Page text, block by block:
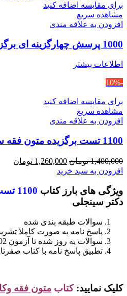
برای مقایسه اضافه کنید
مشاهده سریع
افزودن به علاقه مندی
1000 پرسش چهارگزینه ای برگزیده متون فقه سینجلی
اطلاعات بیشتر
-10%
برای مقایسه اضافه کنید
مشاهده سریع
افزودن به علاقه مندی
1100 تست برگزیده متون فقه سینجلی
1,400,000 تومان قیمت
اصلی
بود.
1,260,000 تومان
افزودن به سبد خرید
ویژگی های بارز کتاب 1100 تست
دکتر سینجلی
سوالات طبقه بندی شده
پاسخ نامه به صورت کاملا
سوالات به روز شده تا آزمون 1402
تطبیق پاسخ نامه با کتاب
کلیک نمایید: کتاب متون فقه